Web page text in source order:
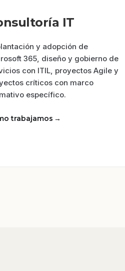
IT
y adopción de
365, diseño y gobierno de
con ITIL, proyectos Agile y
críticos con marco
específico.
trabajamos →